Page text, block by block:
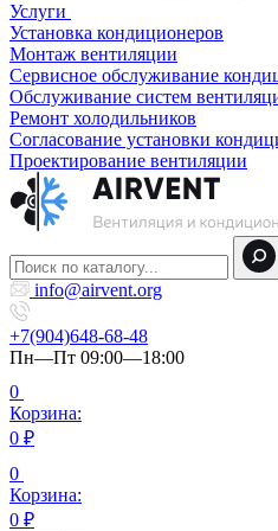
Услуги
Установка кондиционеров
Монтаж вентиляции
Сервисное обслуживание
Обслуживание систем
Ремонт холодильников
Согласование установки
Проектирование вентиляции
info@airvent.org
+7(904)648-68-48
Пн—Пт 09:00—18:00
0
Корзина:
0 ₽
0
Корзина:
0 ₽